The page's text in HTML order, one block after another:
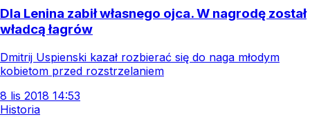
Dla Lenina zabił własnego ojca. W nagrodę został
władcą łagrów
Dmitrij Uspienski kazał rozbierać się do naga młodym
kobietom przed rozstrzelaniem
8 lis 2018 14:53
Historia